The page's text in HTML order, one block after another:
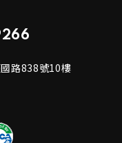
路838號10樓